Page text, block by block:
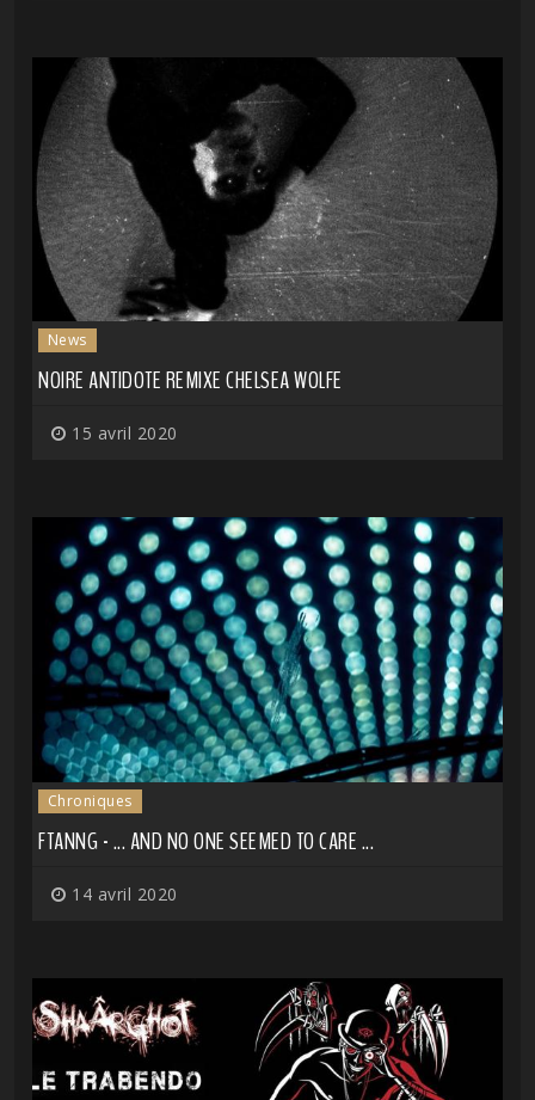
News
NOIRE ANTIDOTE REMIXE CHELSEA WOLFE
15 avril 2020
Chroniques
FTANNG - ... AND NO ONE SEEMED TO CARE ...
14 avril 2020